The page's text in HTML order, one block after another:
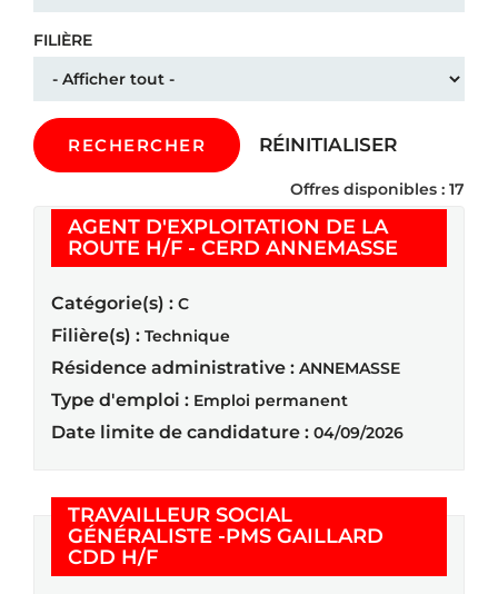
FILIÈRE
RECHERCHER RÉINITIALISER
Offres disponibles : 17
AGENT D'EXPLOITATION DE LA
ROUTE H/F - CERD ANNEMASSE
Catégorie(s) : C
Filière(s) : Technique
Résidence administrative : ANNEMASSE
Type d'emploi : Emploi permanent
Date limite de candidature : 04/09/2026
TRAVAILLEUR SOCIAL
GÉNÉRALISTE -PMS GAILLARD
CDD H/F(Nouvelle fenêtre)